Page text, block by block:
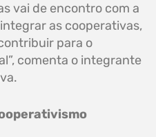
vai de encontro com a
as cooperativas,
para o
comenta o integrante